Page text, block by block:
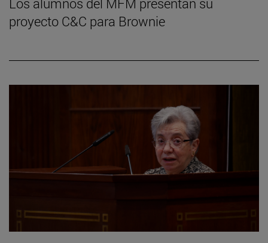
proyecto C&C para Brownie